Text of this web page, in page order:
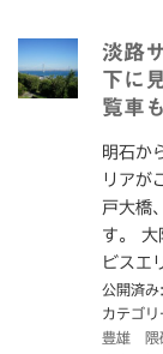
淡路
下に
覧車
明石か
リアが
戸大橋
す。 大
ビスエ
公開済
カテゴリ
豊雄 隈